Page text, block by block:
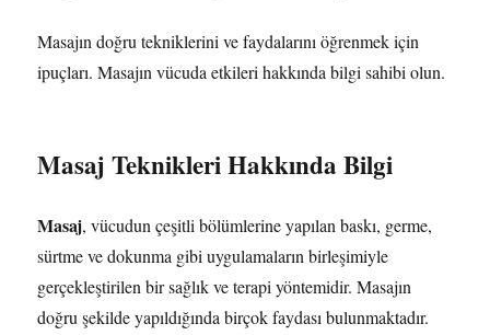
Masajın doğru tekniklerini ve faydalarını öğrenmek için
ipuçları. Masajın vücuda etkileri hakkında bilgi sahibi olun.
Masaj Teknikleri Hakkında Bilgi
Masaj, vücudun çeşitli bölümlerine yapılan baskı, germe,
sürtme ve dokunma gibi uygulamaların birleşimiyle
gerçekleştirilen bir sağlık ve terapi yöntemidir. Masajın
doğru şekilde yapıldığında birçok faydası bulunmaktadır.